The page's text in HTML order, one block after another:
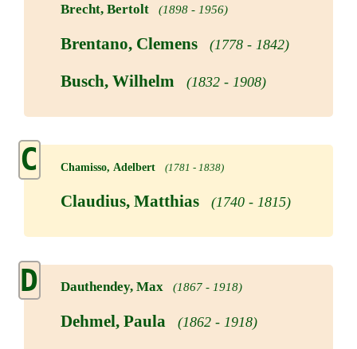
Brecht, Bertolt (1898 - 1956)
Brentano, Clemens (1778 - 1842)
Busch, Wilhelm (1832 - 1908)
C Chamisso, Adelbert (1781 - 1838)
Claudius, Matthias (1740 - 1815)
D Dauthendey, Max (1867 - 1918)
Dehmel, Paula (1862 - 1918)